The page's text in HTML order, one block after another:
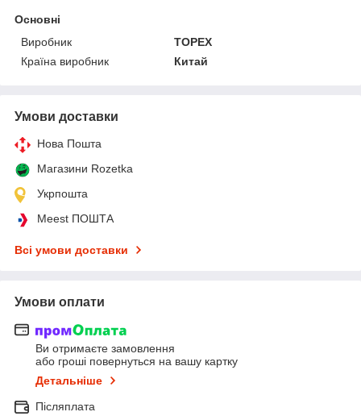
Основні
Виробник
TOPEX
Країна виробник
Китай
Умови доставки
Нова Пошта
Магазини Rozetka
Укрпошта
Meest ПОШТА
Всі умови доставки
Умови оплати
Ви отримаєте замовлення
або гроші повернуться на вашу картку
Детальніше
Післяплата